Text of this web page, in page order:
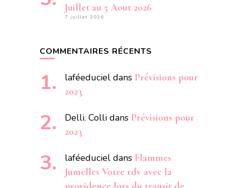
Juillet au 5 Aout 2026
7 juillet 2026
COMMENTAIRES RÉCENTS
laféeduciel dans Prévisions pour
2023
Delli. Colli dans Prévisions pour
2023
laféeduciel dans Flammes
Jumelles Votre rdv avec la